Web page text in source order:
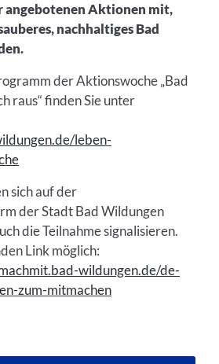
angebotenen Aktionen mit,
nachhaltiges Bad
der Aktionswoche „Bad
raus“ finden Sie unter
leben-
sich auf der
der Stadt Bad Wildungen
die Teilnahme signalisieren.
Link möglich:
wildungen.de/de-
zum-mitmachen